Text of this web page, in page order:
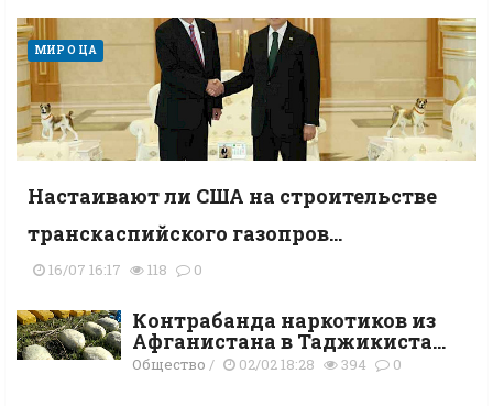
МИР О ЦА
Настаивают ли США на строительстве
транскаспийского газопров...
16/07 16:17 118 0
Контрабанда наркотиков из
Афганистана в Таджикиста...
Общество / 02/02 18:28 394 0